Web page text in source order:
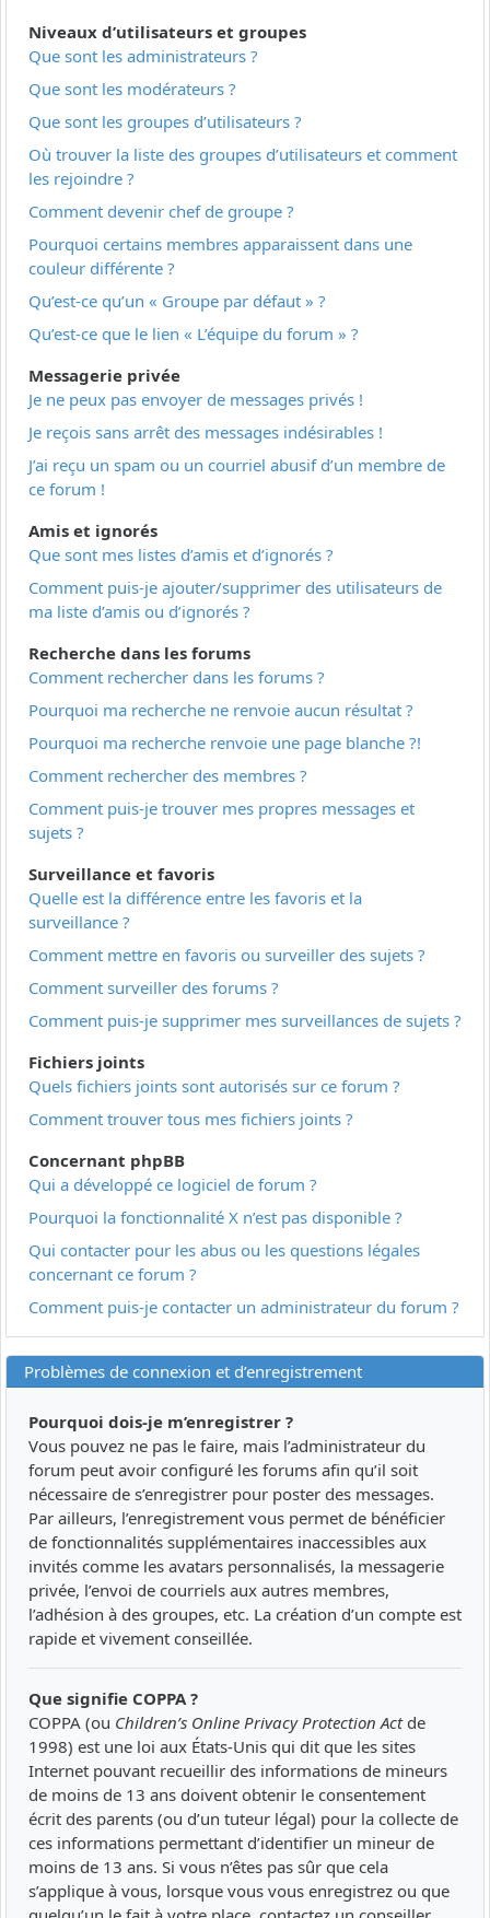
Niveaux d’utilisateurs et groupes
Que sont les administrateurs ?
Que sont les modérateurs ?
Que sont les groupes d’utilisateurs ?
Où trouver la liste des groupes d’utilisateurs et comment
les rejoindre ?
Comment devenir chef de groupe ?
Pourquoi certains membres apparaissent dans une
couleur différente ?
Qu’est-ce qu’un « Groupe par défaut » ?
Qu’est-ce que le lien « L’équipe du forum » ?
Messagerie privée
Je ne peux pas envoyer de messages privés !
Je reçois sans arrêt des messages indésirables !
J’ai reçu un spam ou un courriel abusif d’un membre de
ce forum !
Amis et ignorés
Que sont mes listes d’amis et d’ignorés ?
Comment puis-je ajouter/supprimer des utilisateurs de
ma liste d’amis ou d’ignorés ?
Recherche dans les forums
Comment rechercher dans les forums ?
Pourquoi ma recherche ne renvoie aucun résultat ?
Pourquoi ma recherche renvoie une page blanche ?!
Comment rechercher des membres ?
Comment puis-je trouver mes propres messages et
sujets ?
Surveillance et favoris
Quelle est la différence entre les favoris et la
surveillance ?
Comment mettre en favoris ou surveiller des sujets ?
Comment surveiller des forums ?
Comment puis-je supprimer mes surveillances de sujets ?
Fichiers joints
Quels fichiers joints sont autorisés sur ce forum ?
Comment trouver tous mes fichiers joints ?
Concernant phpBB
Qui a développé ce logiciel de forum ?
Pourquoi la fonctionnalité X n’est pas disponible ?
Qui contacter pour les abus ou les questions légales
concernant ce forum ?
Comment puis-je contacter un administrateur du forum ?
Problèmes de connexion et d’enregistrement
Pourquoi dois-je m’enregistrer ?
Vous pouvez ne pas le faire, mais l’administrateur du
forum peut avoir configuré les forums afin qu’il soit
nécessaire de s’enregistrer pour poster des messages.
Par ailleurs, l’enregistrement vous permet de bénéficier
de fonctionnalités supplémentaires inaccessibles aux
invités comme les avatars personnalisés, la messagerie
privée, l’envoi de courriels aux autres membres,
l’adhésion à des groupes, etc. La création d’un compte est
rapide et vivement conseillée.
Que signifie COPPA ?
COPPA (ou Children’s Online Privacy Protection Actde
1998) est une loi aux États-Unis qui dit que les sites
Internet pouvant recueillir des informations de mineurs
de moins de 13 ans doivent obtenir le consentement
écrit des parents (ou d’un tuteur légal) pour la collecte de
ces informations permettant d’identifier un mineur de
moins de 13 ans. Si vous n’êtes pas sûr que cela
s’applique à vous, lorsque vous vous enregistrez ou que